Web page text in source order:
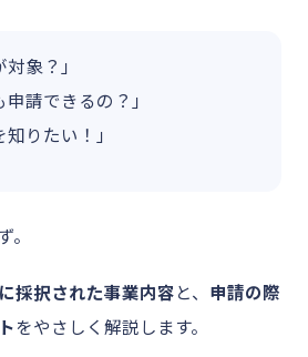
象？」
申請できるの？」
りたい！」
採択された事業内容と、 申請の際
をやさしく解説します。